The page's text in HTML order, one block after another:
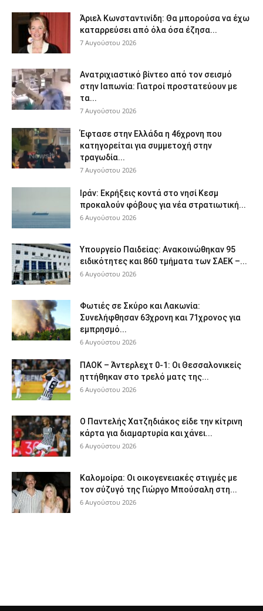
Άριελ Κωνσταντινίδη: Θα μπορούσα να έχω
καταρρεύσει από όλα όσα έζησα...
7 Αυγούστου 2026
Ανατριχιαστικό βίντεο από τον σεισμό
στην Ιαπωνία: Γιατροί προστατεύουν με
τα...
7 Αυγούστου 2026
Έφτασε στην Ελλάδα η 46χρονη που
κατηγορείται για συμμετοχή στην
τραγωδία...
7 Αυγούστου 2026
Ιράν: Εκρήξεις κοντά στο νησί Κεσμ
προκαλούν φόβους για νέα στρατιωτική...
6 Αυγούστου 2026
Υπουργείο Παιδείας: Ανακοινώθηκαν 95
ειδικότητες και 860 τμήματα των ΣΑΕΚ –...
6 Αυγούστου 2026
Φωτιές σε Σκύρο και Λακωνία:
Συνελήφθησαν 63χρονη και 71χρονος για
εμπρησμό...
6 Αυγούστου 2026
ΠΑΟΚ – Άντερλεχτ 0-1: Οι Θεσσαλονικείς
ηττήθηκαν στο τρελό ματς της...
6 Αυγούστου 2026
Ο Παντελής Χατζηδιάκος είδε την κίτρινη
κάρτα για διαμαρτυρία και χάνει...
6 Αυγούστου 2026
Καλομοίρα: Οι οικογενειακές στιγμές με
τον σύζυγό της Γιώργο Μπούσαλη στη...
6 Αυγούστου 2026